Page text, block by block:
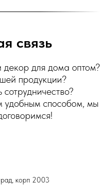
связь
декор для дома оптом?
продукции?
удобным способом, мы
корп 2003